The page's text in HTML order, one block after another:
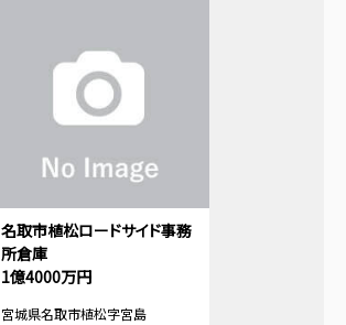
名取市植松ロードサイド事務
所倉庫
1億4000万円
宮城県名取市植松字宮島